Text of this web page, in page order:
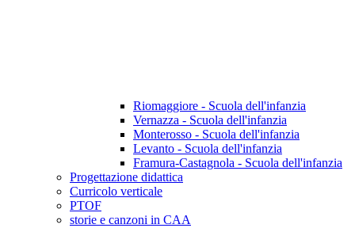
Riomaggiore - Scuola dell'infanzia
Vernazza - Scuola dell'infanzia
Monterosso - Scuola dell'infanzia
Levanto - Scuola dell'infanzia
Framura-Castagnola - Scuola dell'infanzia
Progettazione didattica
Curricolo verticale
PTOF
storie e canzoni in CAA